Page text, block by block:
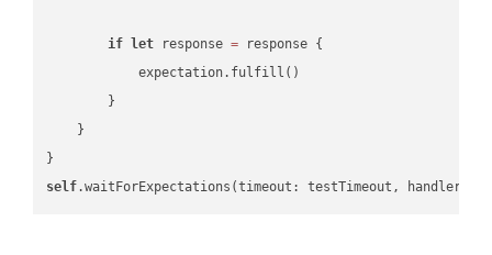
if let response = response {
            expectation.fulfill()
        }
    }
self.waitForExpectations(timeout: testTimeout, handler: